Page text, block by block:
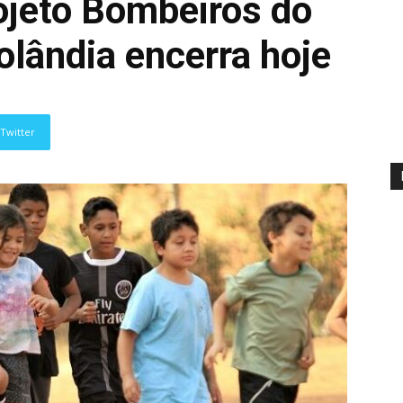
Bombeiros do
encerra hoje
Twitter